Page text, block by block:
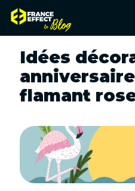
Idées
flamant